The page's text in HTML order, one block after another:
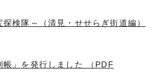
検隊～（清見・せせらぎ街道編）
帳」を発行しました （PDF